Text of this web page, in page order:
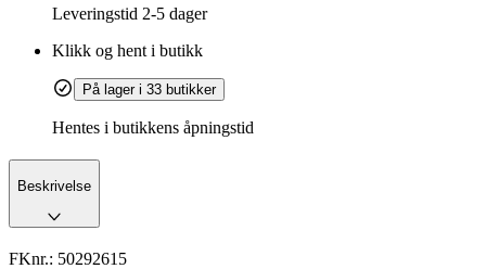
Leveringstid 2-5 dager
Klikk og hent i butikk
På lager i 33 butikker
Hentes i butikkens åpningstid
Beskrivelse
FKnr.: 50292615